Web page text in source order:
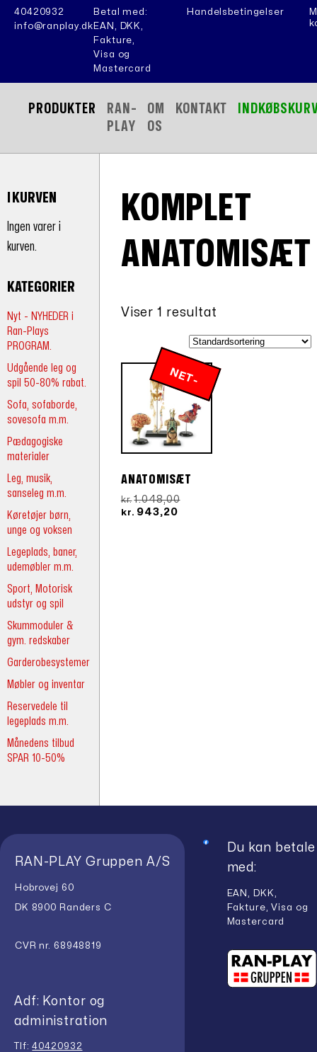
40420932
info@ranplay.dk
Betal med:
EAN, DKK,
Fakture,
Visa og
Mastercard
Handelsbetingelser
PRODUKTER
RAN-
PLAY
OM
OS
KONTAKT
I KURVEN
Ingen varer i
kurven.
KATEGORIER
Nyt - NYHEDER i
Ran-Plays
PROGRAM.
Udgående leg og
spil 50-80% rabat.
Sofa, sofaborde,
sovesofa m.m.
Pædagogiske
materialer
Leg, musik,
sanseleg m.m.
Køretøjer børn,
unge og voksen
Legeplads, baner,
udemøbler m.m.
Sport, Motorisk
udstyr og spil
Skummoduler &
gym. redskaber
Garderobesystemer
Møbler og inventar
Reservedele til
legeplads m.m.
Månedens tilbud
SPAR 10-50%
KOMPLET
ANATOMISÆT
Viser 1 resultat
N
E
T
-
P
R
IS
ANATOMISÆT
kr. 1.048,00Den
kr. 943,20Den
RAN-PLAY Gruppen A/S
Hobrovej 60
DK 8900 Randers C
CVR nr. 68948819
Adf: Kontor og
administration
Tlf:40420932
Du kan betale
med:
EAN, DKK,
Fakture, Visa og
Mastercard